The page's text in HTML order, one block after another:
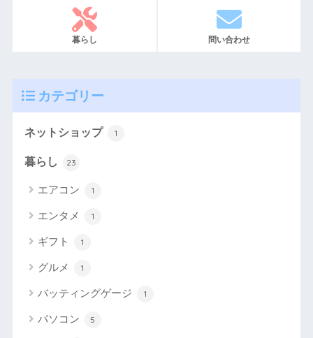
暮らし 問い合わせ
カテゴリー
ネットショップ 1
暮らし 23
エアコン 1
エンタメ 1
ギフト 1
グルメ 1
バッティングゲージ 1
パソコン 5